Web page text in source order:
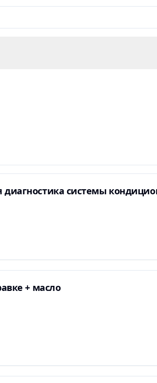
системы
+ масло